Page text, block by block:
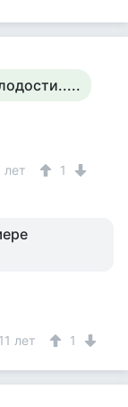
лет 1
11 лет 1